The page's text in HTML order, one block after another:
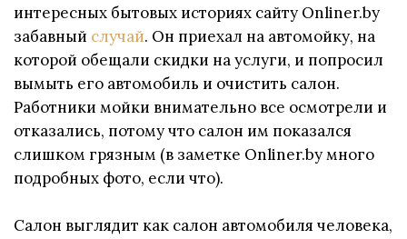
интересных бытовых историях сайту Onliner.by
забавный случай. Он приехал на автомойку, на
которой обещали скидки на услуги, и попросил
вымыть его автомобиль и очистить салон.
Работники мойки внимательно все осмотрели и
отказались, потому что салон им показался
слишком грязным (в заметке Onliner.by много
подробных фото, если что).
Салон выглядит как салон автомобиля человека,